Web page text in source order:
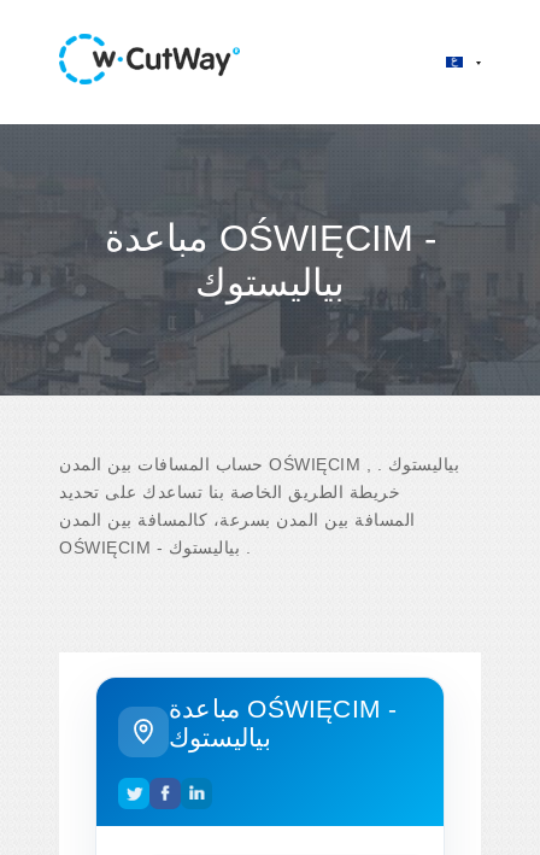
مباعدة OŚWIĘCIM -
بياليستوك
حساب المسافات بين المدن OŚWIĘCIM , بياليستوك .
خريطة الطريق الخاصة بنا تساعدك على تحديد
المسافة بين المدن بسرعة، كالمسافة بين المدن
مباعدة OŚWIĘCIM -
بياليستوك